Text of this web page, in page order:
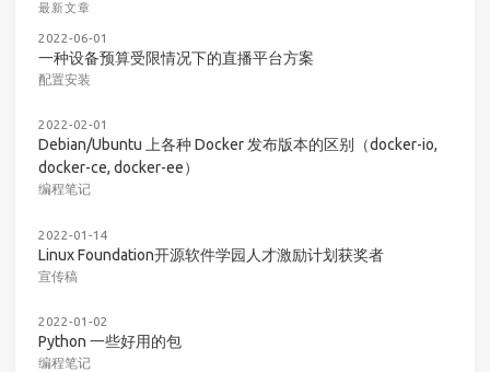
最新文章
2022-06-01
一种设备预算受限情况下的直播平台方案
配置安装
2022-02-01
Debian/Ubuntu 上各种 Docker 发布版本的区别（docker-io,
docker-ce, docker-ee）
编程笔记
2022-01-14
Linux Foundation开源软件学园人才激励计划获奖者
宣传稿
2022-01-02
Python 一些好用的包
编程笔记